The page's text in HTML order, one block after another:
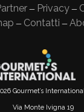
— Privacy —
— Contatti —
Gourmet’s
Via Monte Ivigna 19